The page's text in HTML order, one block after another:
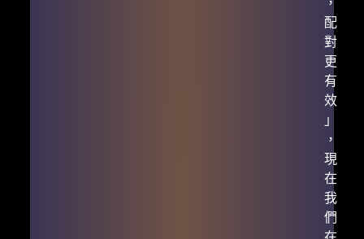
，
配
對
更
有
效
」
，
現
在
我
們